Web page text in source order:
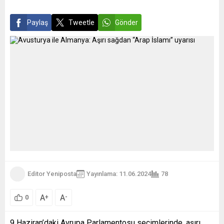
Paylaş Tweetle Gönder
Editor Yeniposta Yayınlama: 11.06.2024 78
0 A+ A-